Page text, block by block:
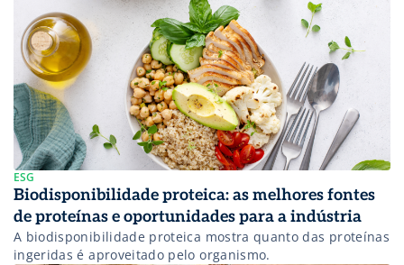
ESG
Biodisponibilidade proteica: as melhores fontes
de proteínas e oportunidades para a indústria
A biodisponibilidade proteica mostra quanto das proteínas
ingeridas é aproveitado pelo organismo.